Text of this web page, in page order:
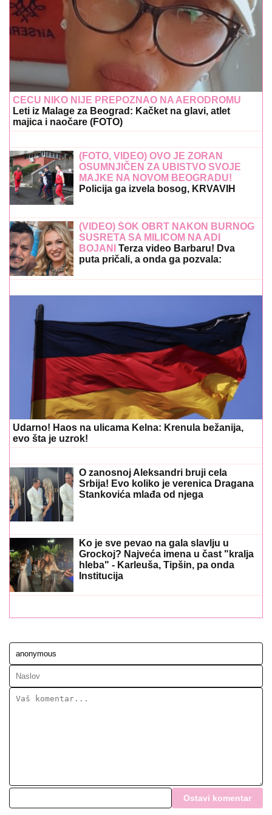
CECU NIKO NIJE PREPOZNAO NA AERODROMU
Leti iz Malage za Beograd: Kačket na glavi, atlet
majica i naočare (FOTO)
(FOTO, VIDEO) OVO JE ZORAN
OSUMNJIČEN ZA UBISTVO SVOJE
MAJKE NA NOVOM BEOGRADU!
Policija ga izvela bosog, KRVAVIH
(VIDEO) ŠOK OBRT NAKON BURNOG
SUSRETA SA MILICOM NA ADI
BOJANI
Terza video Barbaru! Dva
puta pričali, a onda ga pozvala:
Udarno! Haos na ulicama Kelna: Krenula bežanija,
evo šta je uzrok!
O zanosnoj Aleksandri bruji cela
Srbija! Evo koliko je verenica Dragana
Stankovića mlađa od njega
Ko je sve pevao na gala slavlju u
Grockoj? Najveća imena u čast "kralja
hleba" - Karleuša, Tipšin, pa onda
Institucija
Ostavi komentar